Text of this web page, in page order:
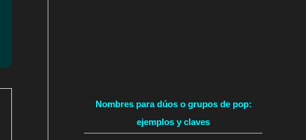
Nombres para dúos o grupos de pop:
ejemplos y claves